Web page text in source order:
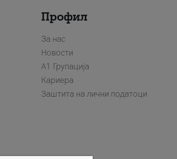
Профил
За нас
Новости
А1 Групација
Кариера
Заштита на лични податоци